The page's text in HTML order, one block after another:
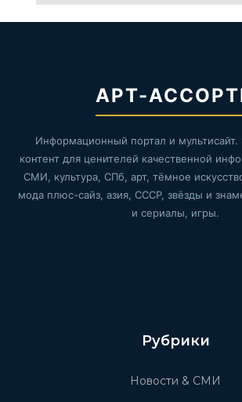
АРТ-
Информационный портал и
контент для ценителей качественной
СМИ, культура, СПб, арт, тёмное
мода плюс-сайз, азия, СССР, звёзды и
и сериалы, игры.
Рубрики
Новости & СМИ